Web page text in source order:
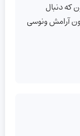
که دنبال
آرامش ونوسی